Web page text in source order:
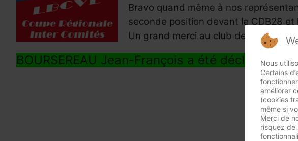
Bravo quand même à nos
seconde position devant le CDB28 et
Un grand merci au club de
BOURSEREAU Jean-François a été déclaréNous
Certains
améliorer
(cookies
même si
Merci de
risquez de